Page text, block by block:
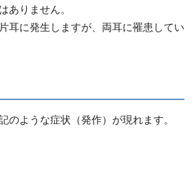
ありません。
耳に発生しますが、両耳に罹患してい
のような症状（発作）が現れます。